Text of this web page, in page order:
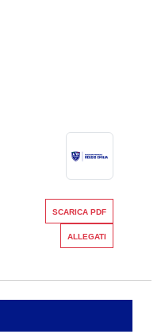
SCARICA PDF
ALLEGATI